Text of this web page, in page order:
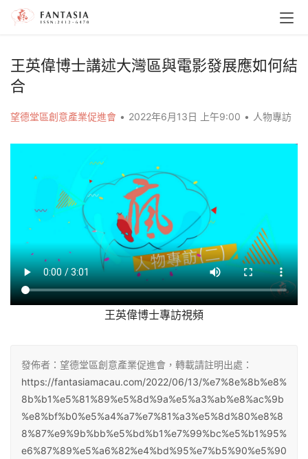
王英偉博士講述大灣區與電影發展應如何結
合
望德堂區創意產業促進會 • 2022年6月13日 上午9:00 • 人物專訪
王英偉博士專訪視頻
發佈者：望德堂區創意產業促進會，轉載請註明出處：
https://fantasiamacau.com/2022/06/13/%e7%8e%8b%e8%
8b%b1%e5%81%89%e5%8d%9a%e5%a3%ab%e8%ac%9b
%e8%bf%b0%e5%a4%a7%e7%81%a3%e5%8d%80%e8%8
8%87%e9%9b%bb%e5%bd%b1%e7%99%bc%e5%b1%95%
e6%87%89%e5%a6%82%e4%bd%95%e7%b5%90%e5%90